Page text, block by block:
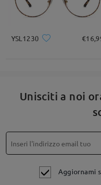
su Mar 9 , 2026
YSL1230
Unisciti a noi
Aggiornami